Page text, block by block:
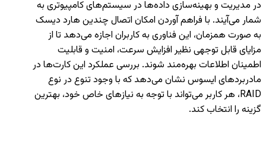
در مدیریت و بهینه‌سازی داده‌ها در سیستم‌های کامپیوتری به
شمار می‌آیند. با فراهم آوردن امکان اتصال چندین هارد دیسک
به صورت همزمان، این فناوری به کاربران اجازه می‌دهد تا از
مزایای قابل توجهی نظیر افزایش سرعت، امنیت و قابلیت
اطمینان اطلاعات بهره‌مند شوند. بررسی عملکرد این کارت‌ها در
مادربردهای ایسوس نشان می‌دهد که با وجود تنوع در نوع
RAID، هر کاربر می‌تواند با توجه به نیازهای خاص خود، بهترین
گزینه را انتخاب کند.